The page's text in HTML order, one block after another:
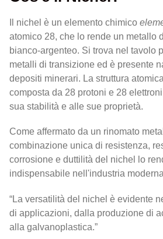
Il nichel è un elemento chimico
atomico 28, che lo rende un metallo
bianco-argenteo. Si trova nel tavolo
metalli di transizione ed è presente
depositi minerari. La struttura
composta da 28 protoni e 28
sua stabilità e alle sue proprietà.
Come affermato da un rinomato
combinazione unica di resistenza,
corrosione e duttilità del nichel lo
indispensabile nell'industria
“La versatilità del nichel è evidente
di applicazioni, dalla produzione di
alla galvanoplastica.”